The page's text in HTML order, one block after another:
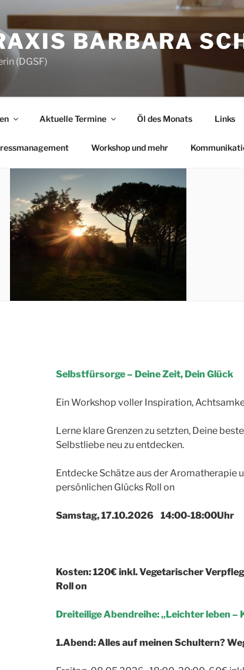
BARBARA
(DGSF)
Aktuelle Termine Öl des Monats Links
Workshop und mehr
Selbstfürsorge – Deine Zeit, Dein Glück
Ein Workshop voller Inspiration,
Lerne klare Grenzen zu setzten, Deine
Selbstliebe neu zu entdecken.
Entdecke Schätze aus der Aromatherapie
persönlichen Glücks Roll on
Samstag, 17.10.2026 14:00-18:00Uhr
Kosten: 120€ inkl. Vegetarischer
Roll on
Dreiteilige Abendreihe: „Leichter leben
1.Abend: Alles auf meinen Schultern?